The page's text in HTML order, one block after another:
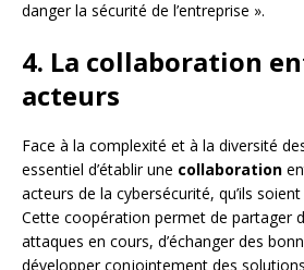
danger la sécurité de l’entreprise ».
4. La collaboration
acteurs
Face à la complexité et à la diversité
essentiel d’établir une collaboration
acteurs de la cybersécurité, qu’ils
Cette coopération permet de partager
attaques en cours, d’échanger des
développer conjointement des